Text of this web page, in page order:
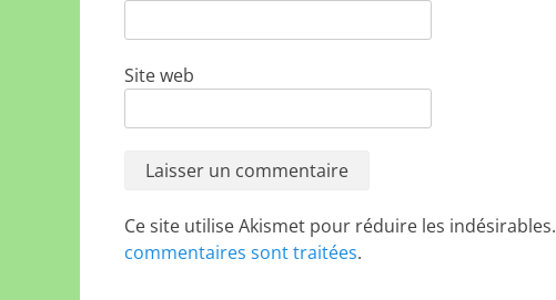
Site web
Ce site utilise Akismet pour réduire les indésirables.
commentaires sont traitées.